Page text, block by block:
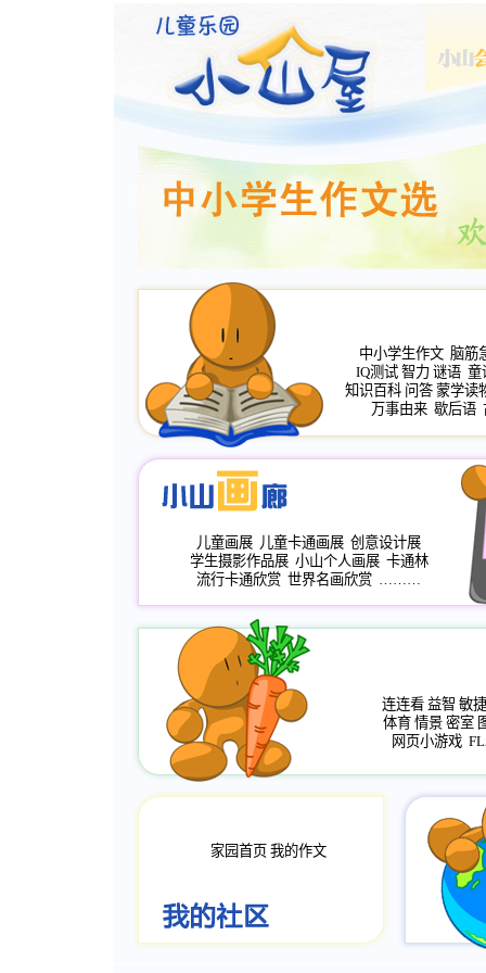
中小学生作文 脑筋
IQ测试 智力 谜语 童
知识百科 问答 蒙学读
万事由来 歇后语
儿童画展 儿童卡通画展 创意设计展
学生摄影作品展 小山个人画展 卡通林
流行卡通欣赏 世界名画欣赏 ………
连连看 益智 敏捷
体育 情景 密室
网页小游戏
家园首页 我的作文